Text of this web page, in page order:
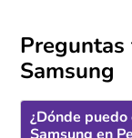
Preguntas
Samsung
¿Dónde
Samsung en